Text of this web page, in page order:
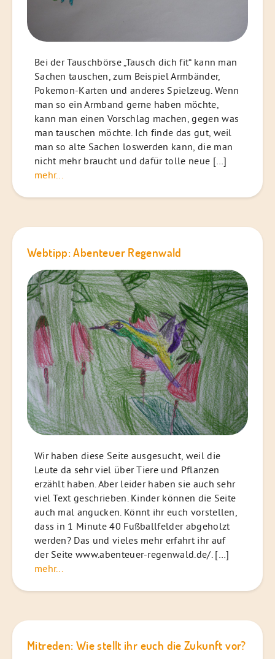
Bei der Tauschbörse „Tausch dich fit“ kann man
Sachen tauschen, zum Beispiel Armbänder,
Pokemon-Karten und anderes Spielzeug. Wenn
man so ein Armband gerne haben möchte,
kann man einen Vorschlag machen, gegen was
man tauschen möchte. Ich finde das gut, weil
man so alte Sachen loswerden kann, die man
nicht mehr braucht und dafür tolle neue […]
mehr...
Webtipp: Abenteuer Regenwald
Wir haben diese Seite ausgesucht, weil die
Leute da sehr viel über Tiere und Pflanzen
erzählt haben. Aber leider haben sie auch sehr
viel Text geschrieben. Kinder können die Seite
auch mal angucken. Könnt ihr euch vorstellen,
dass in 1 Minute 40 Fußballfelder abgeholzt
werden? Das und vieles mehr erfahrt ihr auf
der Seite www.abenteuer-regenwald.de/. […]
mehr...
Mitreden: Wie stellt ihr euch die Zukunft vor?